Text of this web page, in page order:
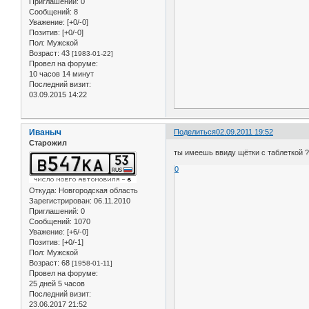
Сообщений: 8
Уважение: [+0/-0]
Позитив: [+0/-0]
Пол: Мужской
Возраст: 43 [1983-01-22]
Провел на форуме:
10 часов 14 минут
Последний визит:
03.09.2015 14:22
Поделиться02.09.2011 19:52
Иваныч
Старожил
Откуда: Новгородская область
Зарегистрирован: 06.11.2010
Приглашений: 0
Сообщений: 1070
Уважение: [+6/-0]
Позитив: [+0/-1]
Пол: Мужской
Возраст: 68 [1958-01-11]
Провел на форуме:
25 дней 5 часов
Последний визит:
23.06.2017 21:52
ты имеешь ввиду щётки с таблеткой ?
0